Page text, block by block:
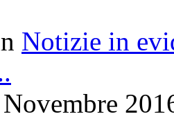
Notizie in